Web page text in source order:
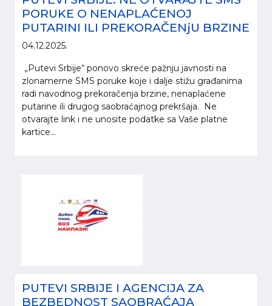
PORUKE O NENAPLAĆENOJ
PUTARINI ILI PREKORAČENjU BRZINE
04.12.2025.
„Putevi Srbije“ ponovo skreće pažnju javnosti na
zlonamerne SMS poruke koje i dalje stižu građanima
radi navodnog prekoračenja brzine, nenaplaćene
putarine ili drugog saobraćajnog prekršaja. Ne
otvarajte link i ne unosite podatke sa Vaše platne
kartice...
PUTEVI SRBIJE I AGENCIJA ZA
BEZBEDNOST SAOBRAĆAJA